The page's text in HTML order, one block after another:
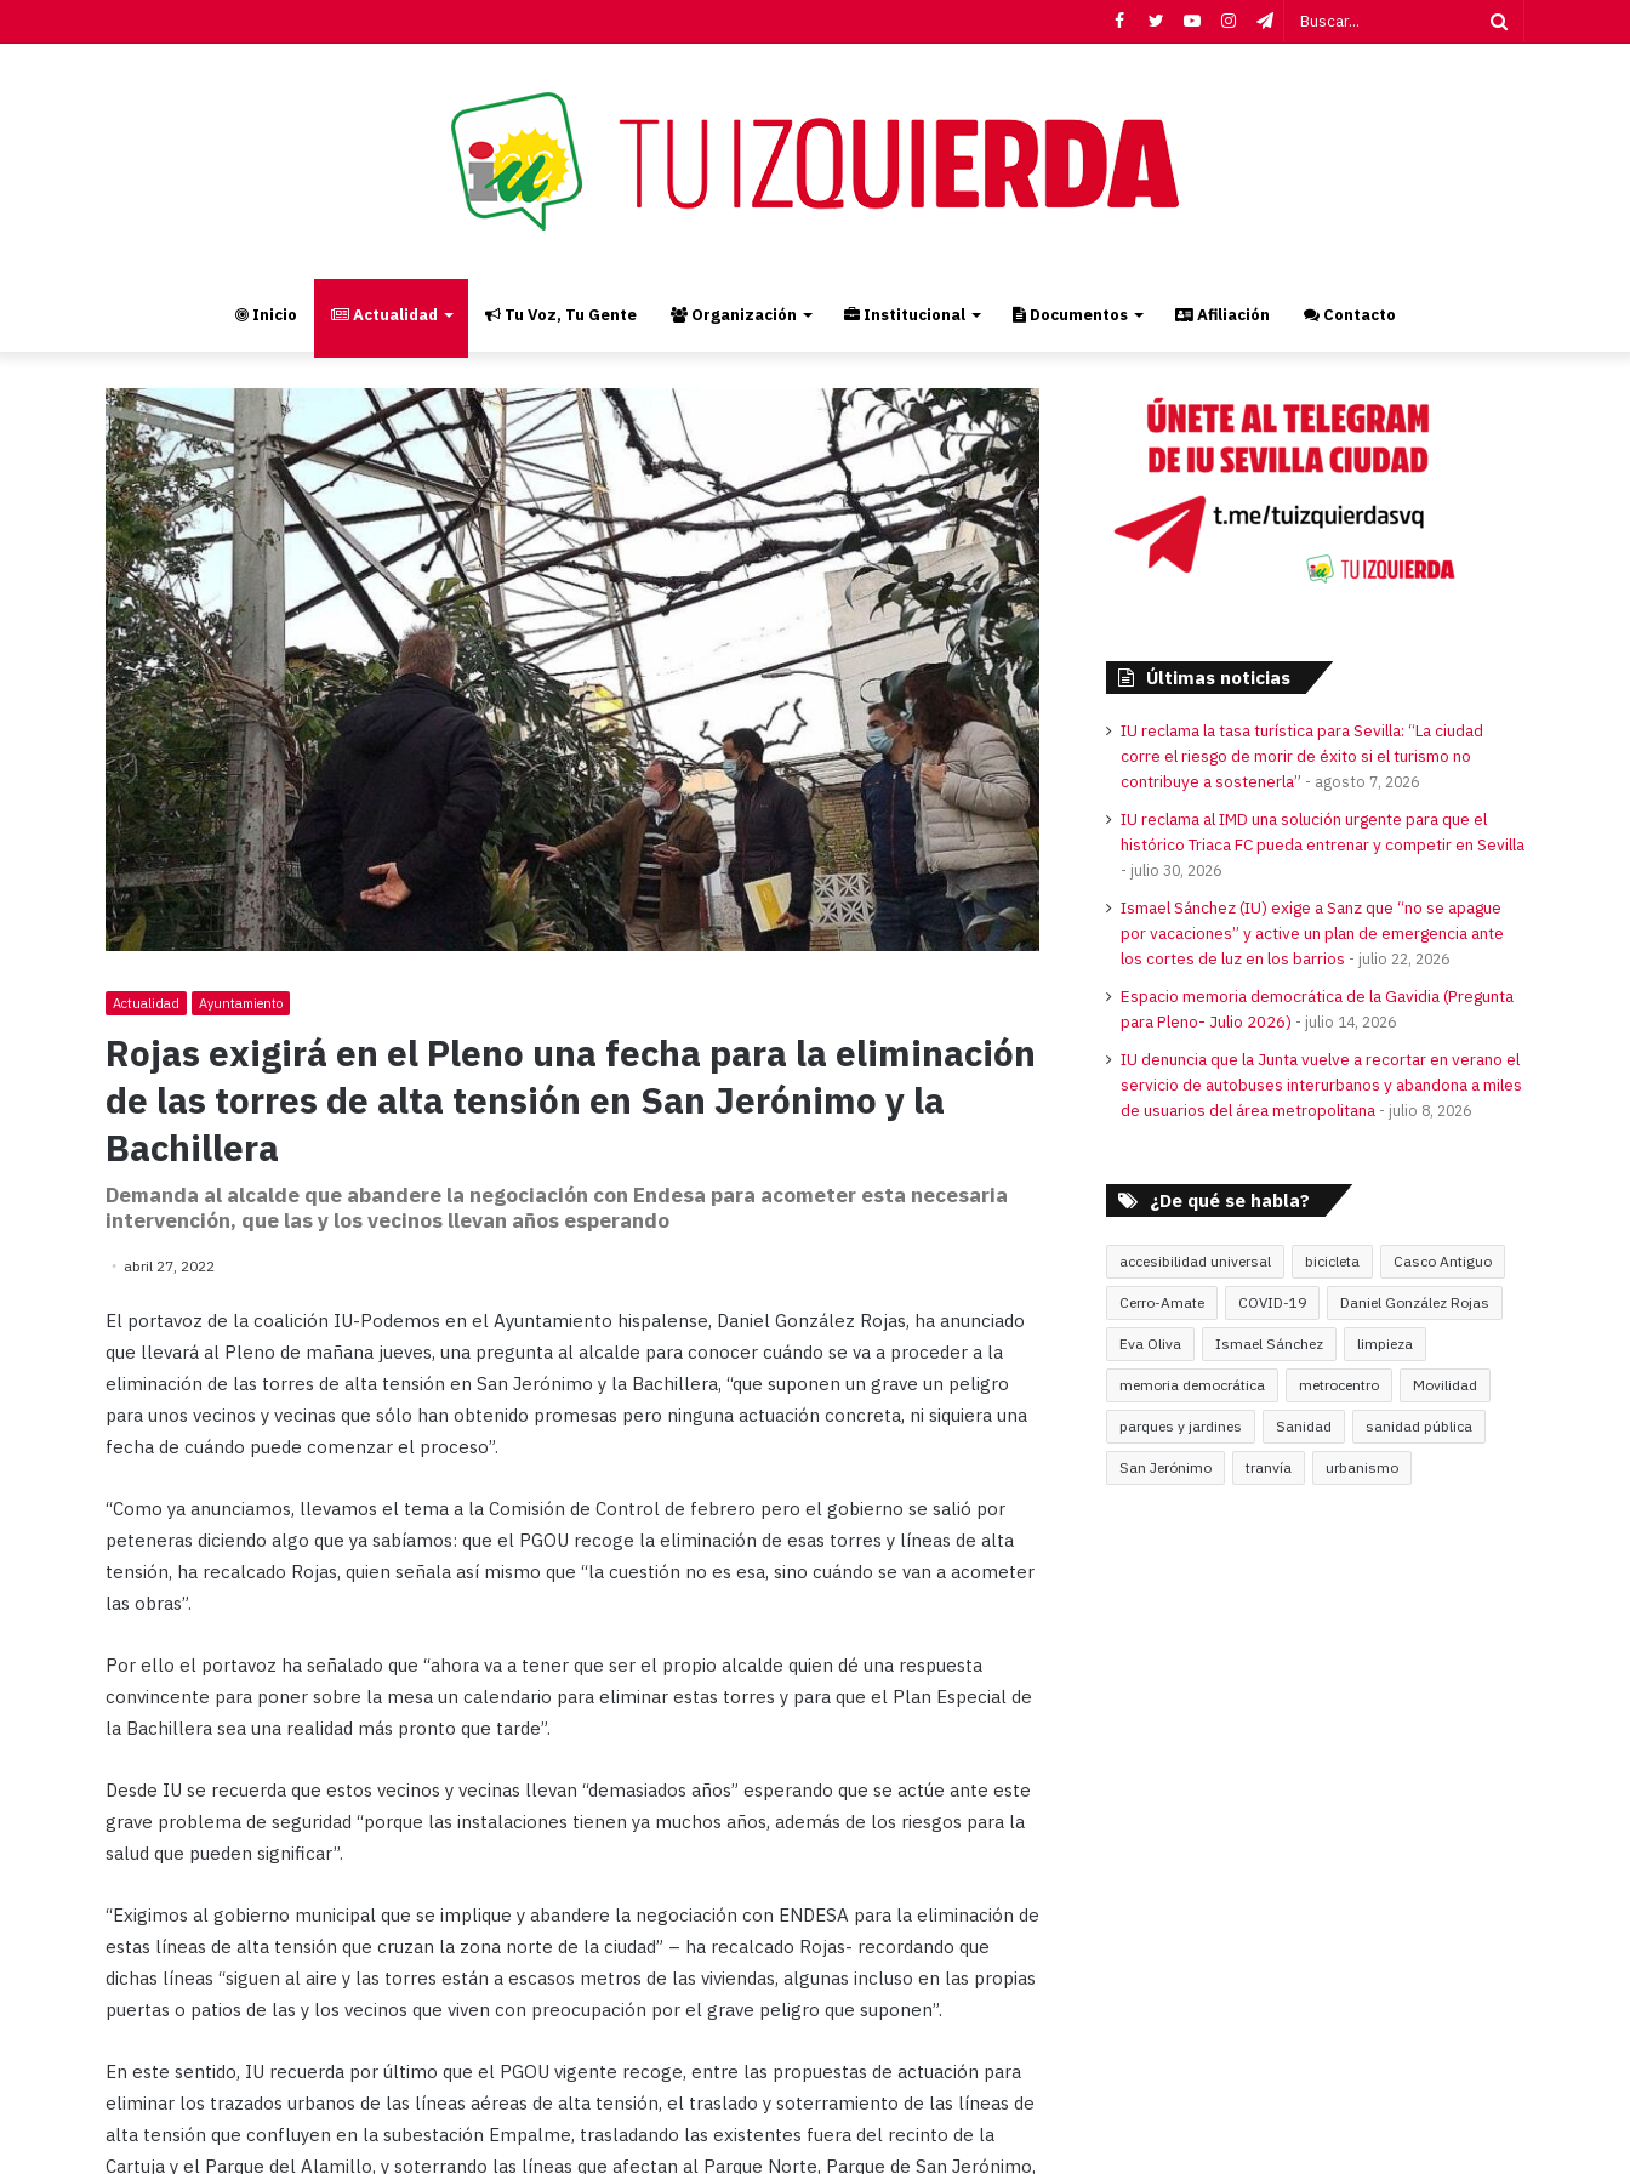
Telegram
Instagram
YouTube
Twitter
Facebook
Inicio Actualidad Tu Voz, Tu Gente Organización Institucional Documentos Afiliación Contacto
Actualidad Ayuntamiento
Rojas exigirá en el Pleno una fecha para la eliminación
de las torres de alta tensión en San Jerónimo y la
Bachillera
Demanda al alcalde que abandere la negociación con Endesa para acometer esta necesaria
intervención, que las y los vecinos llevan años esperando
abril 27, 2022
El portavoz de la coalición IU-Podemos en el Ayuntamiento hispalense, Daniel González Rojas, ha anunciado
que llevará al Pleno de mañana jueves, una pregunta al alcalde para conocer cuándo se va a proceder a la
eliminación de las torres de alta tensión en San Jerónimo y la Bachillera, “que suponen un grave un peligro
para unos vecinos y vecinas que sólo han obtenido promesas pero ninguna actuación concreta, ni siquiera una
fecha de cuándo puede comenzar el proceso”.
“Como ya anunciamos, llevamos el tema a la Comisión de Control de febrero pero el gobierno se salió por
peteneras diciendo algo que ya sabíamos: que el PGOU recoge la eliminación de esas torres y líneas de alta
tensión, ha recalcado Rojas, quien señala así mismo que “la cuestión no es esa, sino cuándo se van a acometer
las obras”.
Por ello el portavoz ha señalado que “ahora va a tener que ser el propio alcalde quien dé una respuesta
convincente para poner sobre la mesa un calendario para eliminar estas torres y para que el Plan Especial de
la Bachillera sea una realidad más pronto que tarde”.
Desde IU se recuerda que estos vecinos y vecinas llevan “demasiados años” esperando que se actúe ante este
grave problema de seguridad “porque las instalaciones tienen ya muchos años, además de los riesgos para la
salud que pueden significar”.
“Exigimos al gobierno municipal que se implique y abandere la negociación con ENDESA para la eliminación de
estas líneas de alta tensión que cruzan la zona norte de la ciudad” – ha recalcado Rojas- recordando que
dichas líneas “siguen al aire y las torres están a escasos metros de las viviendas, algunas incluso en las propias
puertas o patios de las y los vecinos que viven con preocupación por el grave peligro que suponen”.
En este sentido, IU recuerda por último que el PGOU vigente recoge, entre las propuestas de actuación para
eliminar los trazados urbanos de las líneas aéreas de alta tensión, el traslado y soterramiento de las líneas de
alta tensión que confluyen en la subestación Empalme, trasladando las existentes fuera del recinto de la
Cartuja y el Parque del Alamillo, y soterrando las líneas que afectan al Parque Norte, Parque de San Jerónimo,
Últimas noticias
IU reclama la tasa turística para Sevilla: “La ciudad
corre el riesgo de morir de éxito si el turismo no
contribuye a sostenerla”
agosto 7, 2026
IU reclama al IMD una solución urgente para que el
histórico Triaca FC pueda entrenar y competir en Sevilla
julio 30, 2026
Ismael Sánchez (IU) exige a Sanz que “no se apague
por vacaciones” y active un plan de emergencia ante
los cortes de luz en los barrios
julio 22, 2026
Espacio memoria democrática de la Gavidia (Pregunta
para Pleno- Julio 2026)
julio 14, 2026
IU denuncia que la Junta vuelve a recortar en verano el
servicio de autobuses interurbanos y abandona a miles
de usuarios del área metropolitana
julio 8, 2026
¿De qué se habla?
accesibilidad universal bicicleta Casco Antiguo
Cerro-Amate COVID-19 Daniel González Rojas
Eva Oliva Ismael Sánchez limpieza
memoria democrática metrocentro Movilidad
parques y jardines Sanidad sanidad pública
San Jerónimo tranvía urbanismo